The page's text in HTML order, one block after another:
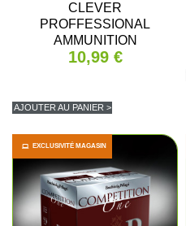
CLEVER
PROFFESSIONAL
AMMUNITION
10,99 €
AJOUTER AU PANIER >
EXCLUSIVITÉ MAGASIN